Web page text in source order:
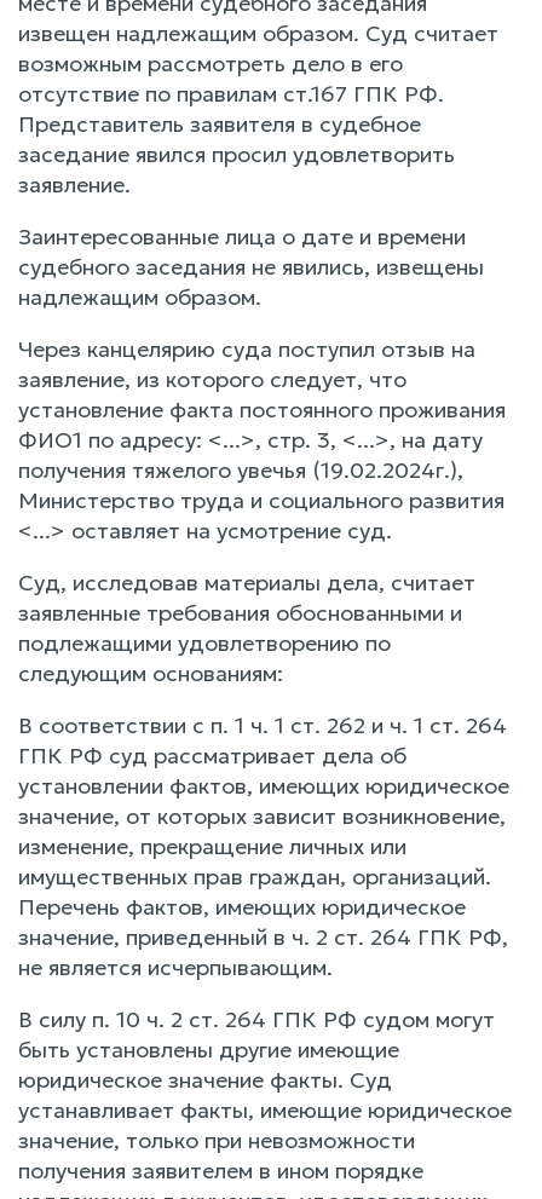
извещен надлежащим образом. Суд считает
возможным рассмотреть дело в его
отсутствие по правилам ст.167 ГПК РФ.
Представитель заявителя в судебное
заседание явился просил удовлетворить
заявление.
Заинтересованные лица о дате и времени
судебного заседания не явились, извещены
надлежащим образом.
Через канцелярию суда поступил отзыв на
заявление, из которого следует, что
установление факта постоянного проживания
ФИО1 по адресу: <...>, стр. 3, <...>, на дату
получения тяжелого увечья (19.02.2024г.),
Министерство труда и социального развития
<...> оставляет на усмотрение суд.
Суд, исследовав материалы дела, считает
заявленные требования обоснованными и
подлежащими удовлетворению по
следующим основаниям:
В соответствии с п. 1 ч. 1 ст. 262 и ч. 1 ст. 264
ГПК РФ суд рассматривает дела об
установлении фактов, имеющих юридическое
значение, от которых зависит возникновение,
изменение, прекращение личных или
имущественных прав граждан, организаций.
Перечень фактов, имеющих юридическое
значение, приведенный в ч. 2 ст. 264 ГПК РФ,
не является исчерпывающим.
В силу п. 10 ч. 2 ст. 264 ГПК РФ судом могут
быть установлены другие имеющие
юридическое значение факты. Суд
устанавливает факты, имеющие юридическое
значение, только при невозможности
получения заявителем в ином порядке